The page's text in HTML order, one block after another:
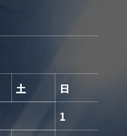
土
日
1